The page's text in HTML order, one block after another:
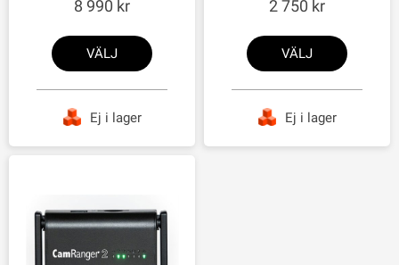
8 990
VÄLJ
Ej i lager
2 750
VÄLJ
Ej i lager